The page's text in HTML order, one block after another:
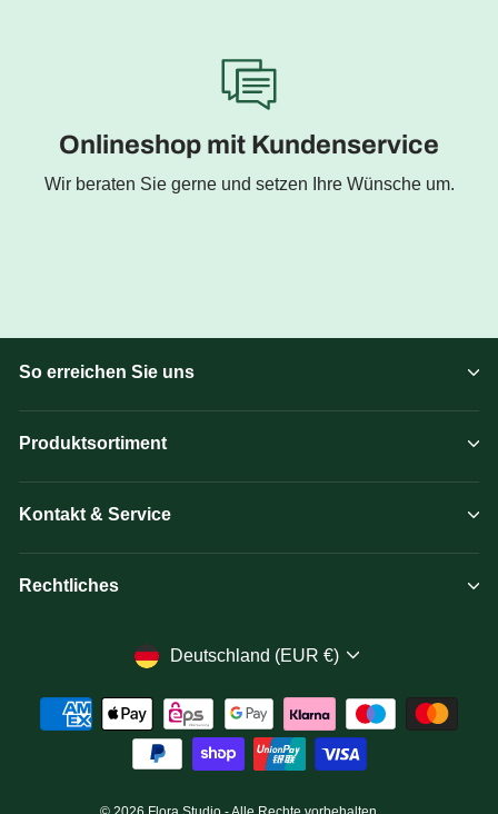
Onlineshop mit Kundenservice
Wir beraten Sie gerne und setzen Ihre Wünsche um.
So erreichen Sie uns
Produktsortiment
Kontakt & Service
Rechtliches
Währung
Deutschland (EUR €)